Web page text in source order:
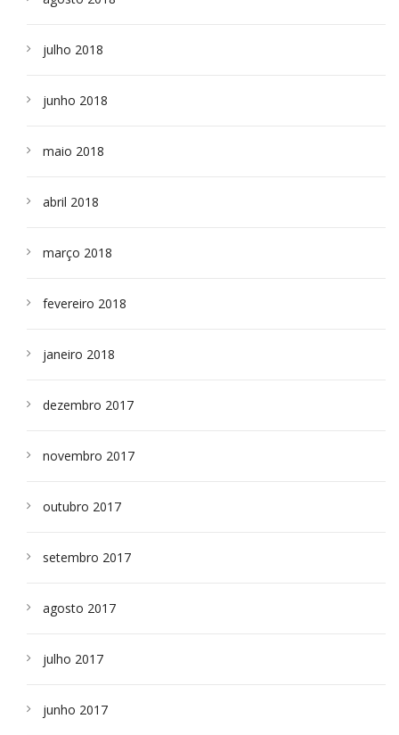
julho 2018
junho 2018
maio 2018
abril 2018
março 2018
fevereiro 2018
janeiro 2018
dezembro 2017
novembro 2017
outubro 2017
setembro 2017
agosto 2017
julho 2017
junho 2017